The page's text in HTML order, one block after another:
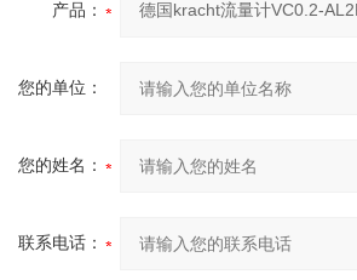
产品：
您的单位：
您的姓名：
联系电话：